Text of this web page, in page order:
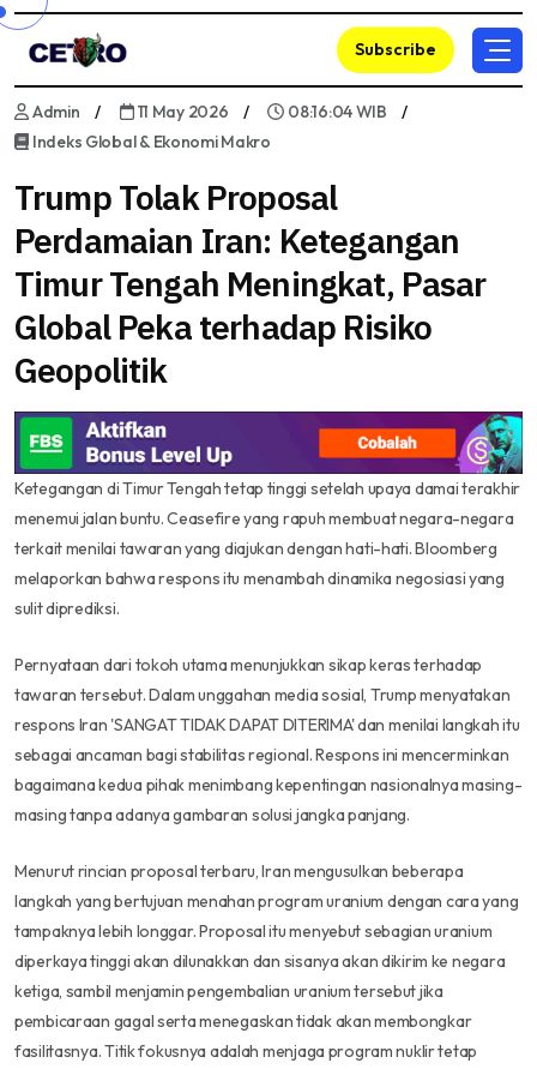
Subscribe
Admin 11 May 2026
08:16:04 WIB
Indeks Global & Ekonomi Makro
Trump Tolak Proposal
Perdamaian Iran: Ketegangan
Timur Tengah Meningkat, Pasar
Global Peka terhadap Risiko
Geopolitik
Ketegangan di Timur Tengah tetap tinggi setelah upaya damai terakhir
menemui jalan buntu. Ceasefire yang rapuh membuat negara-negara
terkait menilai tawaran yang diajukan dengan hati-hati. Bloomberg
melaporkan bahwa respons itu menambah dinamika negosiasi yang
sulit diprediksi.
Pernyataan dari tokoh utama menunjukkan sikap keras terhadap
tawaran tersebut. Dalam unggahan media sosial, Trump menyatakan
respons Iran 'SANGAT TIDAK DAPAT DITERIMA' dan menilai langkah itu
sebagai ancaman bagi stabilitas regional. Respons ini mencerminkan
bagaimana kedua pihak menimbang kepentingan nasionalnya masing-
masing tanpa adanya gambaran solusi jangka panjang.
Menurut rincian proposal terbaru, Iran mengusulkan beberapa
langkah yang bertujuan menahan program uranium dengan cara yang
tampaknya lebih longgar. Proposal itu menyebut sebagian uranium
diperkaya tinggi akan dilunakkan dan sisanya akan dikirim ke negara
ketiga, sambil menjamin pengembalian uranium tersebut jika
pembicaraan gagal serta menegaskan tidak akan membongkar
fasilitasnya. Titik fokusnya adalah menjaga program nuklir tetap